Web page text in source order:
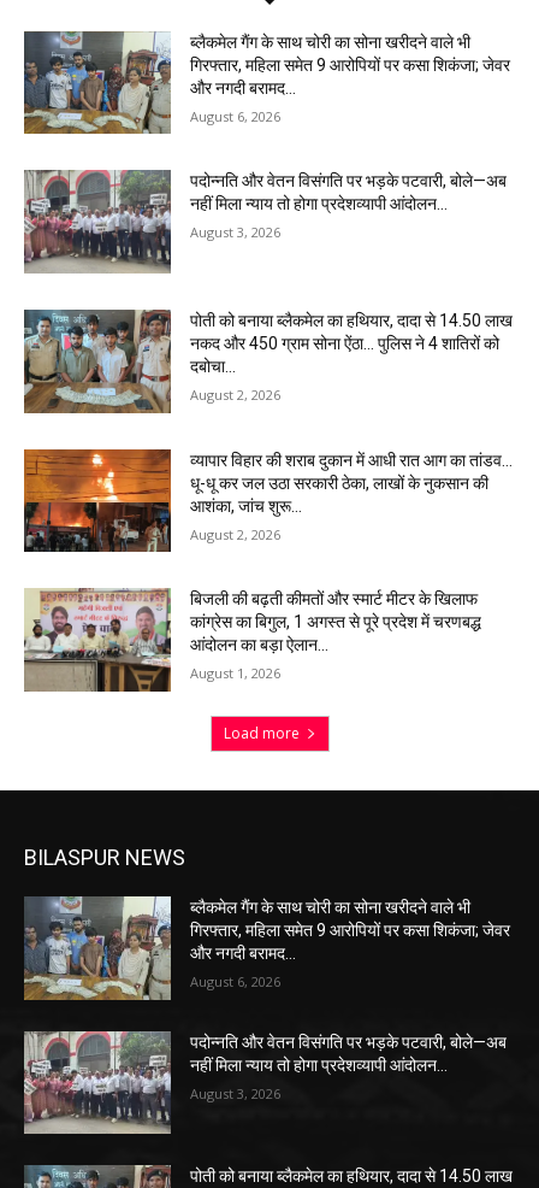
ब्लैकमेल गैंग के साथ चोरी का सोना खरीदने वाले भी
गिरफ्तार, महिला समेत 9 आरोपियों पर कसा शिकंजा; जेवर
और नगदी बरामद…
August 6, 2026
पदोन्नति और वेतन विसंगति पर भड़के पटवारी, बोले—अब
नहीं मिला न्याय तो होगा प्रदेशव्यापी आंदोलन…
August 3, 2026
पोती को बनाया ब्लैकमेल का हथियार, दादा से 14.50 लाख
नकद और 450 ग्राम सोना ऐंठा… पुलिस ने 4 शातिरों को
दबोचा…
August 2, 2026
व्यापार विहार की शराब दुकान में आधी रात आग का तांडव…
धू-धू कर जल उठा सरकारी ठेका, लाखों के नुकसान की
आशंका, जांच शुरू…
August 2, 2026
बिजली की बढ़ती कीमतों और स्मार्ट मीटर के खिलाफ
कांग्रेस का बिगुल, 1 अगस्त से पूरे प्रदेश में चरणबद्ध
आंदोलन का बड़ा ऐलान…
August 1, 2026
Load more
BILASPUR NEWS
ब्लैकमेल गैंग के साथ चोरी का सोना खरीदने वाले भी
गिरफ्तार, महिला समेत 9 आरोपियों पर कसा शिकंजा; जेवर
और नगदी बरामद…
August 6, 2026
पदोन्नति और वेतन विसंगति पर भड़के पटवारी, बोले—अब
नहीं मिला न्याय तो होगा प्रदेशव्यापी आंदोलन…
August 3, 2026
पोती को बनाया ब्लैकमेल का हथियार, दादा से 14.50 लाख